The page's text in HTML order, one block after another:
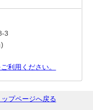
3
利用ください。
ップページへ戻る